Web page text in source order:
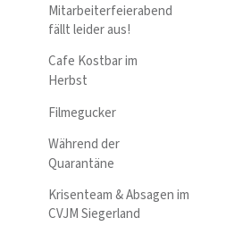
Mitarbeiterfeierabend
fällt leider aus!
Cafe Kostbar im
Herbst
Filmegucker
Während der
Quarantäne
Krisenteam & Absagen im
CVJM Siegerland